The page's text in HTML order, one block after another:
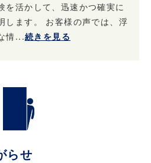
を活かして、迅速かつ確実に
します。 お客様の声では、浮
情...続きを見る
らせ